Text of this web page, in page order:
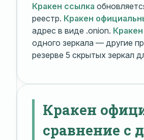
Кракен ссылка
реестр. Кракен
адрес в виде .onion.
одного зеркала — другие
резерве 5 скрытых зеркал
Кракен
сравнение с